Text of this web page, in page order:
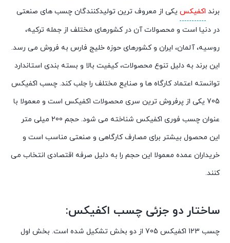
برند اکفیکس یکی از معروف ترین تولیدکنندگان چسب های صنعتی
در دنیا است و محصولات آن در کشورهای مختلف از جمله ترکیه،
روسیه، آلمان، ایران و کشورهای حوزه خلیج فارس به فروش می رسد.
این برند به دلیل تنوع محصولات، کیفیت بالا و بسته بندی استاندارد
توانسته اعتماد کارگاه ها و صنایع مختلف را جلب کند. چسب اکفیکس
705 یکی از پرفروش ترین سری محصولات اکفیکس است و معمولا با
عنوان چسب فوری اکفیکس شناخته می شود. حجم 200 میلی متر
این محصول بیشتر برای مصارف کارگاهی و صنعتی مناسب است و
خریداران عمده معمولا این حجم را به دلیل صرفه اقتصادی انتخاب می
کنند.
ساختار دو جزئی چسب اکفیکس:
چسب 123 اکفیکس 705 از دو بخش تشکیل شده است. بخش اول